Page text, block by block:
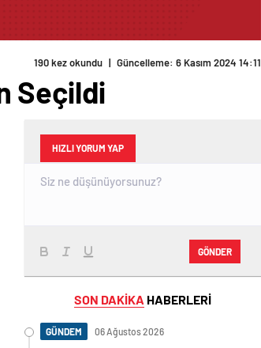
190 kez okundu | Güncelleme: 6 Kasım 2024 14:11
Seçildi
HIZLI YORUM YAP
GÖNDER
SON DAKİKA HABERLERİ
GÜNDEM 06 Ağustos 2026